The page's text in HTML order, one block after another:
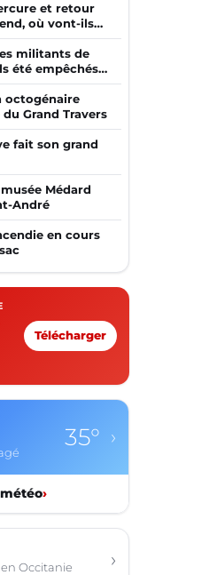
et retour
où vont-ils
militants de
été empêchés
?
octogénaire
Grand Travers
fait son grand
Médard
André
en cours
Télécharger
35° ›
›
Occitanie ›